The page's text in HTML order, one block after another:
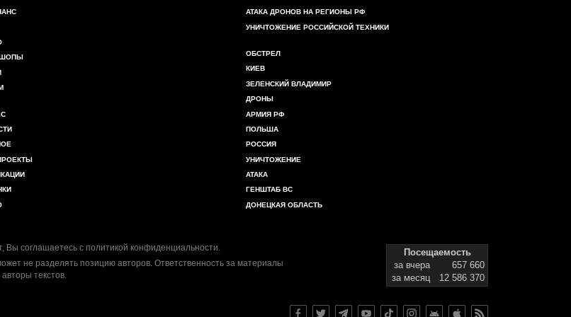
АТАКА ДРОНОВ НА РЕГИОНЫ РФ
УНИЧТОЖЕНИЕ РОССИЙСКОЙ ТЕХНИКИ
ОБСТРЕЛ
КИЕВ
ЗЕЛЕНСКИЙ ВЛАДИМИР
ДРОНЫ
АРМИЯ РФ
ПОЛЬША
РОССИЯ
УНИЧТОЖЕНИЕ
АТАКА
ГЕНШТАБ ВС
ДОНЕЦКАЯ ОБЛАСТЬ
Вы соглашаетесь с политикой конфиденциальности.
не разделять позицию авторов. Ответственность за материалы
текстов.
Посещаемость
за вчера
657 660
за месяц
12 586 370